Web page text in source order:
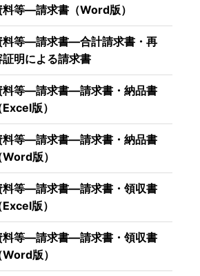
等―請求書（Word版）
料等―請求書―合計請求書・再
明による請求書
料等―請求書―請求書・納品書
Excel版）
料等―請求書―請求書・納品書
Word版）
料等―請求書―請求書・領収書
Excel版）
料等―請求書―請求書・領収書
Word版）